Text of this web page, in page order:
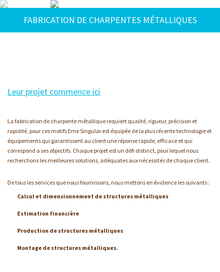
FABRICATION DE CHARPENTES MÉTALLIQUES
Leur projet commence ici
La fabrication de charpente métallique requiert qualité, rigueur, précision et
rapidité, pour ces motifs Eme Singular est équipée de la plus récente technologie et
équipements qui garantissent au client une réponse rapide, efficace et qui
correspond a ses objectifs. Chaque projet est un défi distinct, pour lequel nous
recherchons les meilleures solutions, adéquates aux nécessités de chaque client.
De tous les services que nous fournissons, nous mettons en évidence les suivants :
Calcul et dimensionnement de structures métalliques
Estimation financière
Production de structures métalliques
Montage de structures métalliques.
X - 0
X - 1
X - 2
X - 6
X - 8
X - 9
X - 10
X - 12
X - 13
X - 15
X - 16